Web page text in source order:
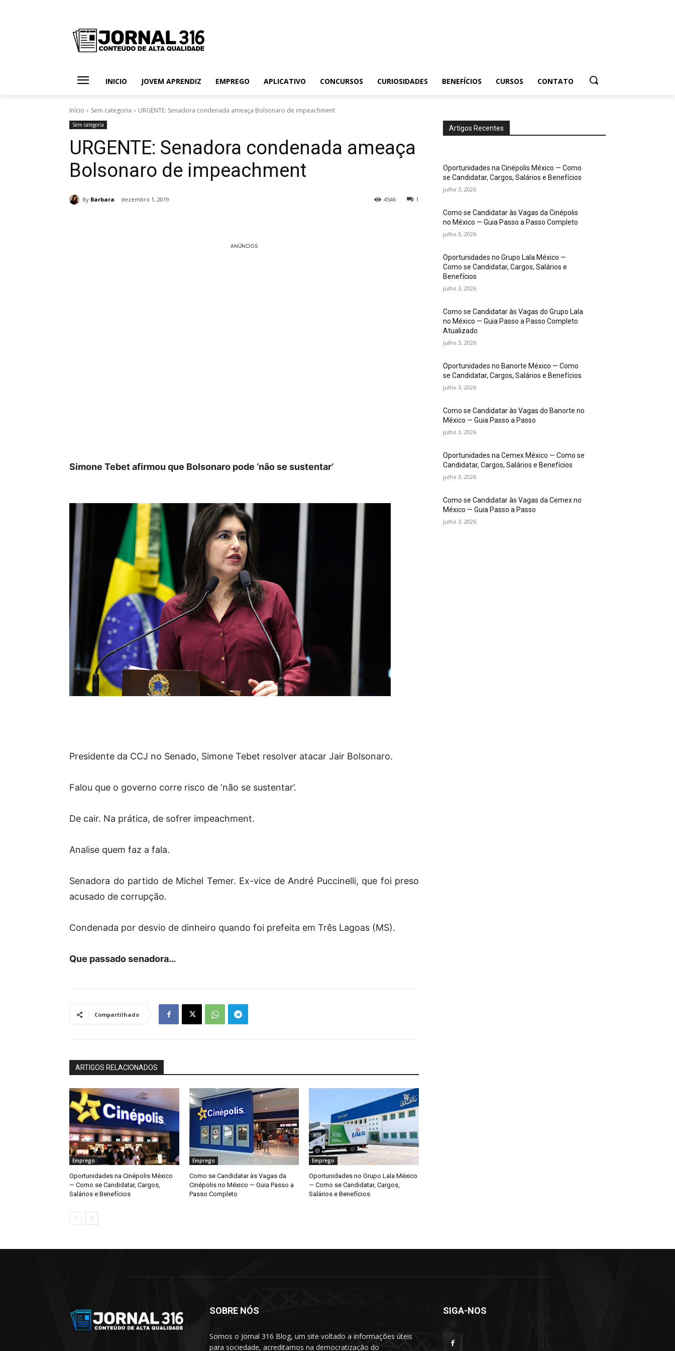
INICIO JOVEM APRENDIZ EMPREGO APLICATIVO CONCURSOS CURIOSIDADES BENEFÍCIOS CURSOS CONTATO
Início Sem categoria URGENTE: Senadora condenada ameaça Bolsonaro de impeachment
Sem categoria
URGENTE: Senadora condenada ameaça
Bolsonaro de impeachment
By Barbara dezembro 1, 2019 1
4546
ANÚNCIOS
Simone Tebet afirmou que Bolsonaro pode ‘não se sustentar’
Presidente da CCJ no Senado, Simone Tebet resolver atacar Jair Bolsonaro.
Falou que o governo corre risco de ‘não se sustentar’.
De cair. Na prática, de sofrer impeachment.
Analise quem faz a fala.
Senadora do partido de Michel Temer. Ex-vice de André Puccinelli, que foi preso
acusado de corrupção.
Condenada por desvio de dinheiro quando foi prefeita em Três Lagoas (MS).
Que passado senadora…
Compartilhado
ARTIGOS RELACIONADOS
Emprego
Oportunidades na Cinépolis México
— Como se Candidatar, Cargos,
Salários e Benefícios
Emprego
Como se Candidatar às Vagas da
Cinépolis no México — Guia Passo a
Passo Completo
Emprego
Oportunidades no Grupo Lala México
— Como se Candidatar, Cargos,
Salários e Benefícios
Artigos Recentes
Oportunidades na Cinépolis México — Como
se Candidatar, Cargos, Salários e Benefícios
julho 3, 2026
Como se Candidatar às Vagas da Cinépolis
no México — Guia Passo a Passo Completo
julho 3, 2026
Oportunidades no Grupo Lala México —
Como se Candidatar, Cargos, Salários e
Benefícios
julho 3, 2026
Como se Candidatar às Vagas do Grupo Lala
no México — Guia Passo a Passo Completo
Atualizado
julho 3, 2026
Oportunidades no Banorte México — Como
se Candidatar, Cargos, Salários e Benefícios
julho 3, 2026
Como se Candidatar às Vagas do Banorte no
México — Guia Passo a Passo
julho 3, 2026
Oportunidades na Cemex México — Como se
Candidatar, Cargos, Salários e Benefícios
julho 3, 2026
Como se Candidatar às Vagas da Cemex no
México — Guia Passo a Passo
julho 3, 2026
SOBRE NÓS
Somos o Jornal 316 Blog, um site voltado a informações úteis
para sociedade, acreditamos na democratização do
SIGA-NOS